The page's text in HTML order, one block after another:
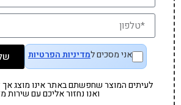
אני מסכים למדיניות הפרטיות
לעיתים המוצר שחפשתם באתר אינו מוצג אך
ואנו נחזור אליכם עם שירות